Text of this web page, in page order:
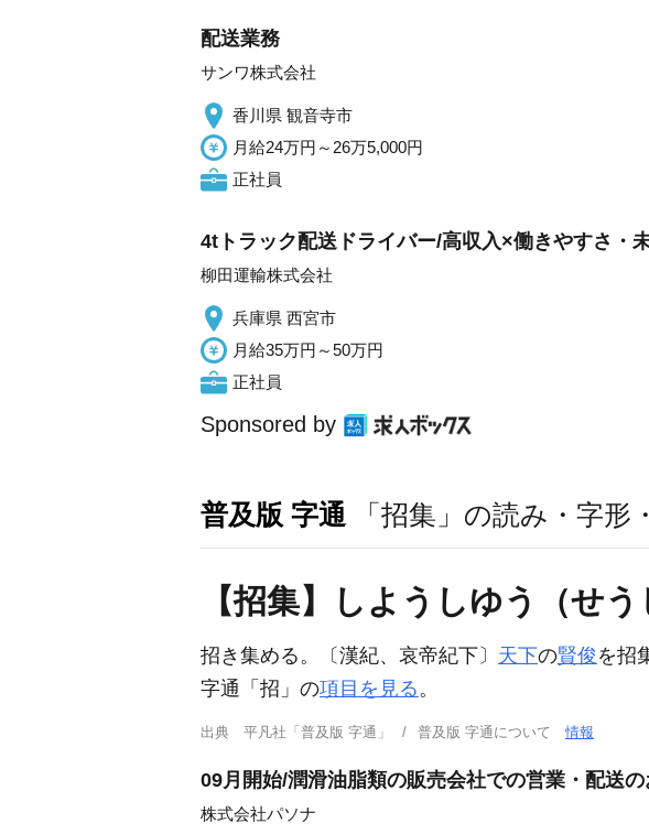
配送業務
サンワ株式会社
香川県 観音寺市
月給24万円～26万5,000円
正社員
4tトラック配送ドライバー/高収入×働きやすさ・
柳田運輸株式会社
兵庫県 西宮市
月給35万円～50万円
正社員
Sponsored by
普及版 字通 「招集」の読み・字形
【招集】しようしゆう（せう
招き集める。〔漢紀、哀帝紀下〕 天下の賢俊を招
字通「招」の項目を見る。
出典 平凡社「普及版 字通」 普及版 字通について情報
09月開始/潤滑油脂類の販売会社での営業・配送
株式会社パソナ